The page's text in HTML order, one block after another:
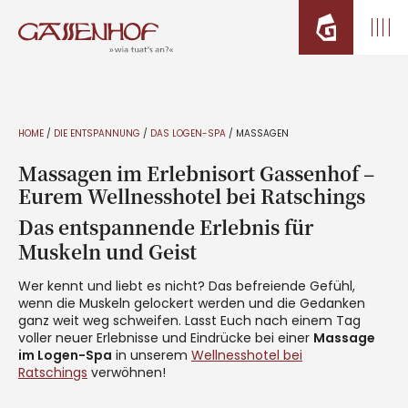
HOME / DIE ENTSPANNUNG / DAS LOGEN-SPA / MASSAGEN
Massagen im Erlebnisort Gassenhof –
Eurem Wellnesshotel bei Ratschings
Das entspannende Erlebnis für
Muskeln und Geist
Wer kennt und liebt es nicht? Das befreiende Gefühl,
wenn die Muskeln gelockert werden und die Gedanken
ganz weit weg schweifen. Lasst Euch nach einem Tag
voller neuer Erlebnisse und Eindrücke bei einer Massage
im Logen-Spa in unserem Wellnesshotel bei
Ratschings verwöhnen!